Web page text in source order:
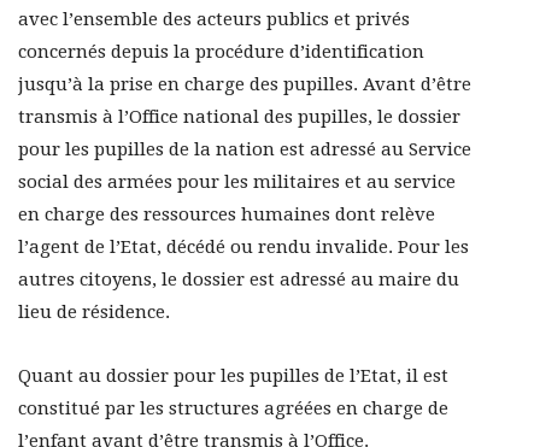
avec l’ensemble des acteurs publics et privés
concernés depuis la procédure d’identification
jusqu’à la prise en charge des pupilles. Avant d’être
transmis à l’Office national des pupilles, le dossier
pour les pupilles de la nation est adressé au Service
social des armées pour les militaires et au service
en charge des ressources humaines dont relève
l’agent de l’Etat, décédé ou rendu invalide. Pour les
autres citoyens, le dossier est adressé au maire du
lieu de résidence.
Quant au dossier pour les pupilles de l’Etat, il est
constitué par les structures agréées en charge de
l’enfant avant d’être transmis à l’Office.